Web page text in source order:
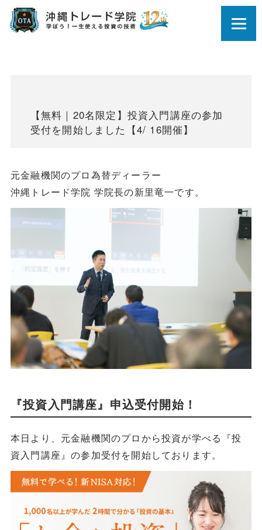
【無料｜20名限定】投資入門講座の参加
受付を開始しました【4/ 16開催】
元金融機関のプロ為替ディーラー
沖縄トレード学院 学院長の新里竜一です。
『投資入門講座』申込受付開始！
本日より、元金融機関のプロから投資が学べる『投
資入門講座』の参加受付を開始しております。